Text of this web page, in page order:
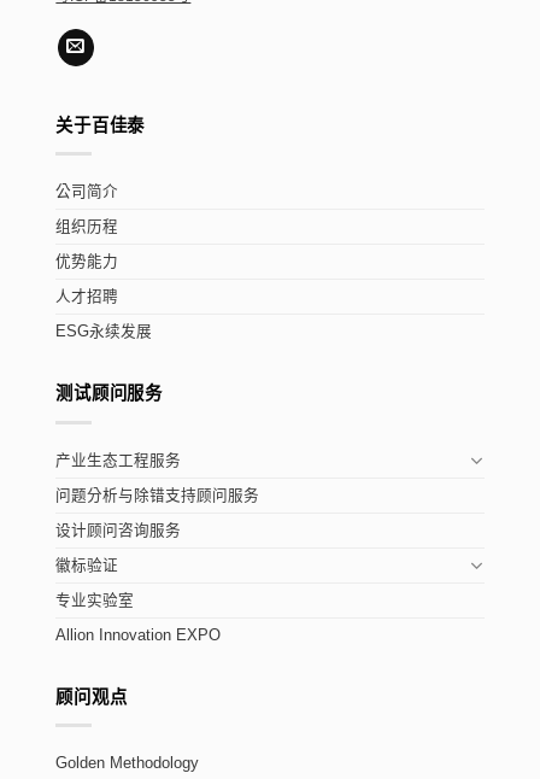
关于百佳泰
公司简介
组织历程
优势能力
人才招聘
ESG永续发展
测试顾问服务
产业生态工程服务
问题分析与除错支持顾问服务
设计顾问咨询服务
徽标验证
专业实验室
Allion Innovation EXPO
顾问观点
Golden Methodology